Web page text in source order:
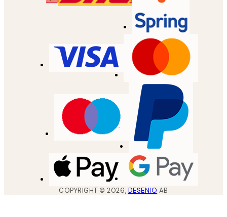
COPYRIGHT ©2026, DESENIO AB